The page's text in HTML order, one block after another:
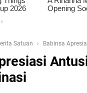
Satuan
Babinsa